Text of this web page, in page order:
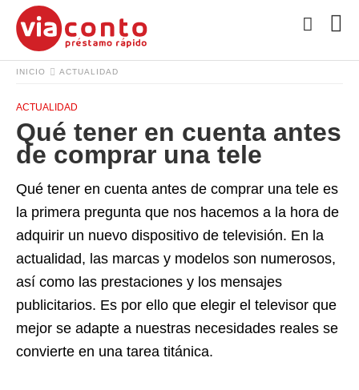
INICIO ACTUALIDAD
ACTUALIDAD
Qué tener en cuenta antes
de comprar una tele
Qué tener en cuenta antes de comprar una tele es
la primera pregunta que nos hacemos a la hora de
adquirir un nuevo dispositivo de televisión. En la
actualidad, las marcas y modelos son numerosos,
así como las prestaciones y los mensajes
publicitarios. Es por ello que elegir el televisor que
mejor se adapte a nuestras necesidades reales se
convierte en una tarea titánica.